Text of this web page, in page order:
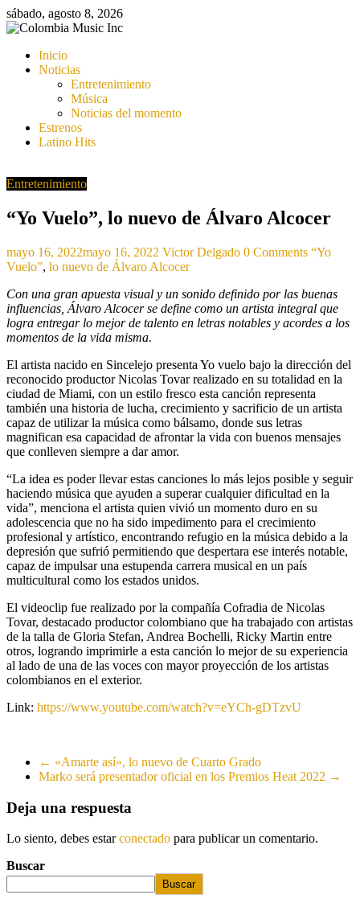
Saltar
al
sábado, agosto 8, 2026
Music
Music
Inicio
Noticias
Entretenimiento
Música
Noticias del momento
Estrenos
Latino Hits
Entretenimiento
“Yo Vuelo”, lo nuevo de Álvaro Alcocer
mayo 16, 2022mayo 16, 2022 Victor Delgado 0 Comments “Yo
Vuelo”, lo nuevo de Álvaro Alcocer
Con una gran apuesta visual y un sonido definido por las buenas
influencias, Álvaro Alcocer se define como un artista integral que
logra entregar lo mejor de talento en letras notables y acordes a los
momentos de la vida misma.
El artista nacido en Sincelejo presenta Yo vuelo bajo la dirección del
reconocido productor Nicolas Tovar realizado en su totalidad en la
ciudad de Miami, con un estilo fresco esta canción representa
también una historia de lucha, crecimiento y sacrificio de un artista
capaz de utilizar la música como bálsamo, donde sus letras
magnifican esa capacidad de afrontar la vida con buenos mensajes
que conlleven siempre a dar amor.
“La idea es poder llevar estas canciones lo más lejos posible y seguir
haciendo música que ayuden a superar cualquier dificultad en la
vida”, menciona el artista quien vivió un momento duro en su
adolescencia que no ha sido impedimento para el crecimiento
profesional y artístico, encontrando refugio en la música debido a la
depresión que sufrió permitiendo que despertara ese interés notable,
capaz de impulsar una estupenda carrera musical en un país
multicultural como los estados unidos.
El videoclip fue realizado por la compañía Cofradia de Nicolas
Tovar, destacado productor colombiano que ha trabajado con artistas
de la talla de Gloria Stefan, Andrea Bochelli, Ricky Martin entre
otros, logrando imprimirle a esta canción lo mejor de su experiencia
al lado de una de las voces con mayor proyección de los artistas
colombianos en el exterior.
Link: https://www.youtube.com/watch?v=eYCh-gDTzvU
← «Amarte así», lo nuevo de Cuarto Grado
Marko será presentador oficial en los Premios Heat 2022 →
Deja una respuesta
Lo siento, debes estarconectado para publicar un comentario.
Buscar
Buscar